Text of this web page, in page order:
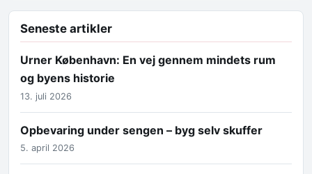
Seneste artikler
Urner København: En vej gennem mindets rum
og byens historie
13. juli 2026
Opbevaring under sengen – byg selv skuffer
5. april 2026